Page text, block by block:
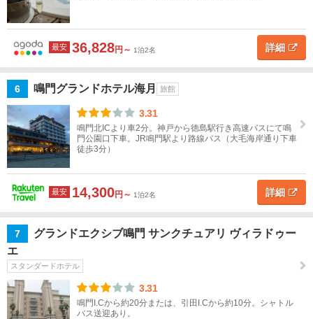
徳
島・
島・
鳴門
て
徳
島
市
門
板
野・
松茂
最安 36,828円～ 1泊2名 詳細
6 鳴門グランドホテル海月 旅館
3.31
鳴門北ICより車2分。神戸から徳島駅行き高速バスにて鳴
門公園口下車。JR鳴門駅より路線バス（大毛海岸通り下車
徒歩3分）
最安 14,300円～ 1泊2名 詳細
7
グランドエクシブ鳴門 サンクチュアリ ヴィラドゥー
エ
スタンダードホテル
3.31
鳴門I.Cから約20分または、引田I.Cから約10分。シャトル
バス送迎あり。